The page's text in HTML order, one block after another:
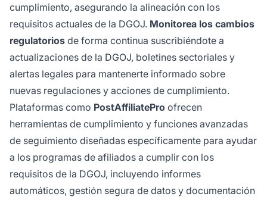
cumplimiento, asegurando la alineación con los
requisitos actuales de la DGOJ. Monitorea los cambios
regulatorios de forma continua suscribiéndote a
actualizaciones de la DGOJ, boletines sectoriales y
alertas legales para mantenerte informado sobre
nuevas regulaciones y acciones de cumplimiento.
Plataformas como PostAffiliatePro ofrecen
herramientas de cumplimiento y funciones avanzadas
de seguimiento diseñadas específicamente para ayudar
a los programas de afiliados a cumplir con los
requisitos de la DGOJ, incluyendo informes
automáticos, gestión segura de datos y documentación